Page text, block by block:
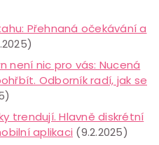
Přehnaná očekávání a
není nic pro vás: Nucená
Odborník radí, jak se
trendují. Hlavně diskrétní
aplikaci (9.2.2025)